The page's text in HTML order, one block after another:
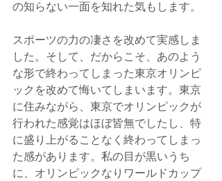
の知らない一面を知れた気もします。
スポーツの力の凄さを改めて実感しま
した。そして、だからこそ、あのよう
な形で終わってしまった東京オリンピ
ックを改めて悔いてしまいます。東京
に住みながら、東京でオリンピックが
行われた感覚はほぼ皆無でしたし、特
に盛り上がることなく終わってしまっ
た感があります。私の目が黒いうち
に、オリンピックなりワールドカップ